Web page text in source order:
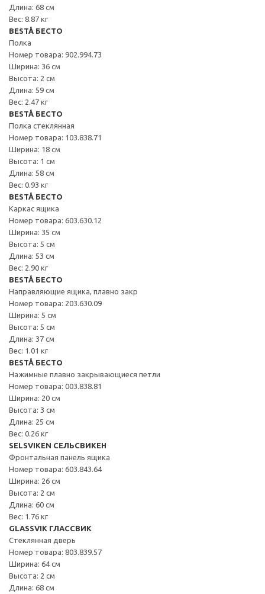
Длина: 68 см
Вес: 8.87 кг
BESTÅ БЕСТО
Полка
Номер товара: 902.994.73
Ширина: 36 см
Высота: 2 см
Длина: 59 см
Вес: 2.47 кг
BESTÅ БЕСТО
Полка стеклянная
Номер товара: 103.838.71
Ширина: 18 см
Высота: 1 см
Длина: 58 см
Вес: 0.93 кг
BESTÅ БЕСТО
Каркас ящика
Номер товара: 603.630.12
Ширина: 35 см
Высота: 5 см
Длина: 53 см
Вес: 2.90 кг
BESTÅ БЕСТО
Направляющие ящика, плавно закр
Номер товара: 203.630.09
Ширина: 5 см
Высота: 5 см
Длина: 37 см
Вес: 1.01 кг
BESTÅ БЕСТО
Нажимные плавно закрывающиеся петли
Номер товара: 003.838.81
Ширина: 20 см
Высота: 3 см
Длина: 25 см
Вес: 0.26 кг
SELSVIKEN СЕЛЬСВИКЕН
Фронтальная панель ящика
Номер товара: 603.843.64
Ширина: 26 см
Высота: 2 см
Длина: 60 см
Вес: 1.76 кг
GLASSVIK ГЛАССВИК
Стеклянная дверь
Номер товара: 803.839.57
Ширина: 64 см
Высота: 2 см
Длина: 68 см